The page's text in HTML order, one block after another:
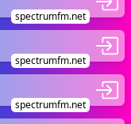
spectrumfm.net
spectrumfm.net
spectrumfm.net